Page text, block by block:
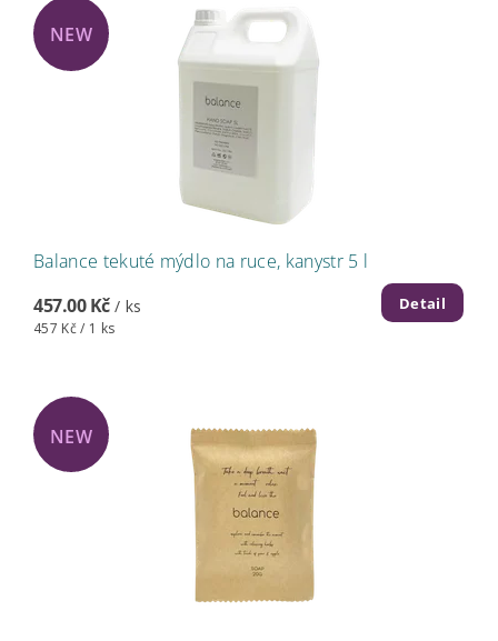
NEW
Balance tekuté mýdlo na ruce, kanystr 5 l
457.00 Kč / ks
457 Kč / 1 ks
Detail
NEW